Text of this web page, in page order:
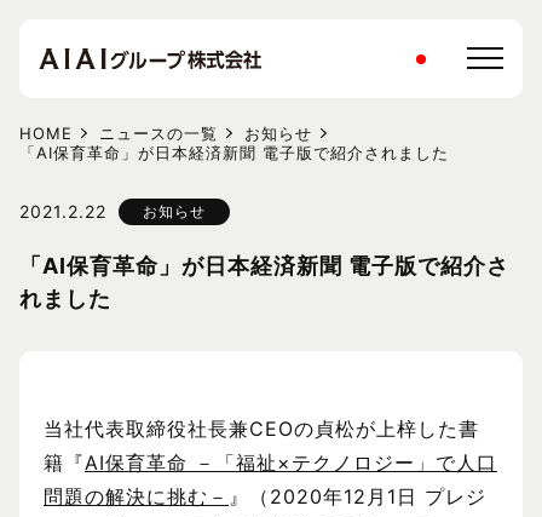
HOME ニュースの一覧
お知らせ
「AI保育革命」が日本経済新聞 電子版で紹介されました
2021.2.22 お知らせ
「AI保育革命」が日本経済新聞 電子版で紹介さ
れました
当社代表取締役社長兼CEOの貞松が上梓した書
籍『AI保育革命 －「福祉×テクノロジー」で人口
問題の解決に挑む－ 』（2020年12月1日 プレジ